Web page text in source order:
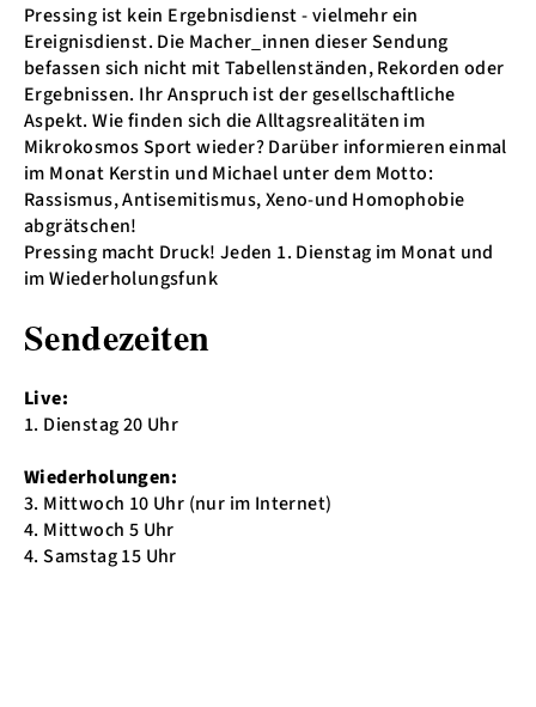
Pressing ist kein Ergebnisdienst - vielmehr ein
Ereignisdienst. Die Macher_innen dieser Sendung
befassen sich nicht mit Tabellenständen, Rekorden oder
Ergebnissen. Ihr Anspruch ist der gesellschaftliche
Aspekt. Wie finden sich die Alltagsrealitäten im
Mikrokosmos Sport wieder? Darüber informieren einmal
im Monat Kerstin und Michael unter dem Motto:
Rassismus, Antisemitismus, Xeno-und Homophobie
abgrätschen!
Pressing macht Druck! Jeden 1. Dienstag im Monat und
im Wiederholungsfunk
Sendezeiten
Live:
1. Dienstag 20 Uhr
Wiederholungen:
3. Mittwoch 10 Uhr (nur im Internet)
4. Mittwoch 5 Uhr
4. Samstag 15 Uhr